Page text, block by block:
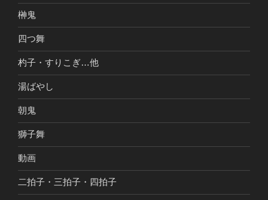
榊鬼
四つ舞
杓子・すりこぎ…他
湯ばやし
朝鬼
獅子舞
動画
二拍子・三拍子・四拍子